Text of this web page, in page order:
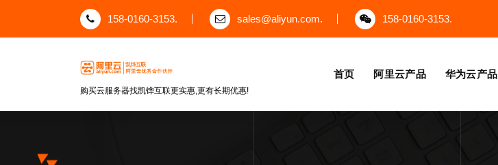
正
158-0160-3153. sales@aliyun.com. 158-0160-3153.
购买云服务器找凯铧互联更实惠,更有长期优惠!
首页 阿里云产品 华为云产品